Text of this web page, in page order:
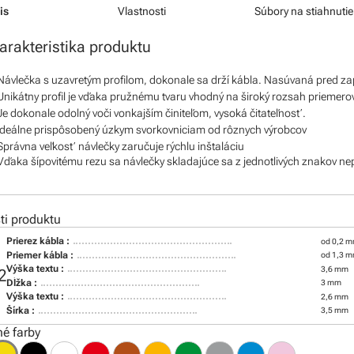
Vlastnosti Súbory na stiahnutie
produktu
s uzavretým profilom, dokonale sa drží kábla. Nasúvaná pred
profil je vďaka pružnému tvaru vhodný na široký rozsah
dokonale odolný voči vonkajším činiteľom, vysoká čitateľnosť.
prispôsobený úzkym svorkovniciam od rôznych výrobcov
veľkosť návlečky zaručuje rýchlu inštaláciu
šípovitému rezu sa návlečky skladajúce sa z jednotlivých znakov
produktu
Prierez kábla : od 0,2
Priemer kábla : od 1,3
Výška textu : 3,6 mm
Dĺžka : 3 mm
Výška textu : 2,6 mm
Šírka : 3,5 mm
farby